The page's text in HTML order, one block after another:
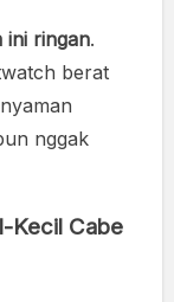
ini ringan.
berat
nggak
Kecil Cabe